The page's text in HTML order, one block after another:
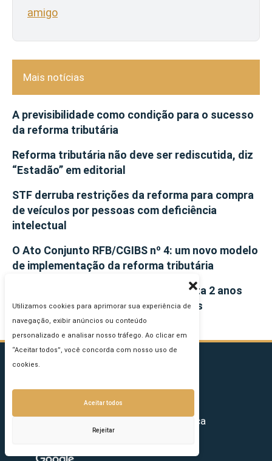
Utilizamos cookies para aprimorar sua experiência de
navegação, exibir anúncios ou conteúdo
personalizado e analisar nosso tráfego. Ao clicar em
“Aceitar todos”, você concorda com nosso uso de
cookies.
Aceitar todos
Rejeitar
amigo
Mais notícias
A previsibilidade como condição para o sucesso
da reforma tributária
Reforma tributária não deve ser rediscutida, diz
“Estadão” em editorial
STF derruba restrições da reforma para compra
de veículos por pessoas com deficiência
intelectual
O Ato Conjunto RFB/CGIBS nº 4: um novo modelo
de implementação da reforma tributária
Portal da Reforma Tributária completa 2 anos
com apoio de empresas e instituições
Sua plataforma de inteligência estratégica